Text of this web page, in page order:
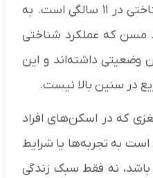
۷۰ سالگی، سطح توانایی شناختی در ۱۱ سالگی است. به
مسن که عملکرد شناختی
وضعیتی داشته‌اند و این
در سنین بالا نیست.
که در اسکن‌های افراد
به تجربه‌ها یا شرایط
باشد، نه فقط سبک زندگی